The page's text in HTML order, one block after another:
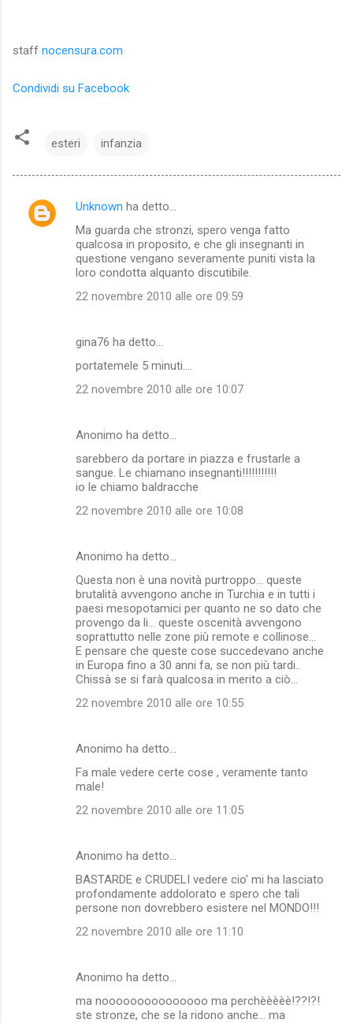
staff nocensura.com
Condividi su Facebook
esteri infanzia
C
Unknown ha detto…
Ma guarda che stronzi, spero venga fatto
qualcosa in proposito, e che gli insegnanti in
questione vengano severamente puniti vista la
loro condotta alquanto discutibile.
22 novembre 2010 alle ore 09:59
gina76 ha detto…
portatemele 5 minuti....
22 novembre 2010 alle ore 10:07
Anonimo ha detto…
sarebbero da portare in piazza e frustarle a
sangue. Le chiamano insegnanti!!!!!!!!!!!
io le chiamo baldracche
22 novembre 2010 alle ore 10:08
Anonimo ha detto…
Questa non è una novità purtroppo... queste
brutalità avvengono anche in Turchia e in tutti i
paesi mesopotamici per quanto ne so dato che
provengo da li... queste oscenità avvengono
soprattutto nelle zone più remote e collinose...
E pensare che queste cose succedevano anche
in Europa fino a 30 anni fa, se non più tardi..
Chissà se si farà qualcosa in merito a ciò...
22 novembre 2010 alle ore 10:55
Anonimo ha detto…
Fa male vedere certe cose , veramente tanto
male!
22 novembre 2010 alle ore 11:05
Anonimo ha detto…
BASTARDE e CRUDELI vedere cio' mi ha lasciato
profondamente addolorato e spero che tali
persone non dovrebbero esistere nel MONDO!!!
22 novembre 2010 alle ore 11:10
Anonimo ha detto…
ma nooooooooooooooo ma perchèèèèè!??!?!
ste stronze, che se la ridono anche... ma